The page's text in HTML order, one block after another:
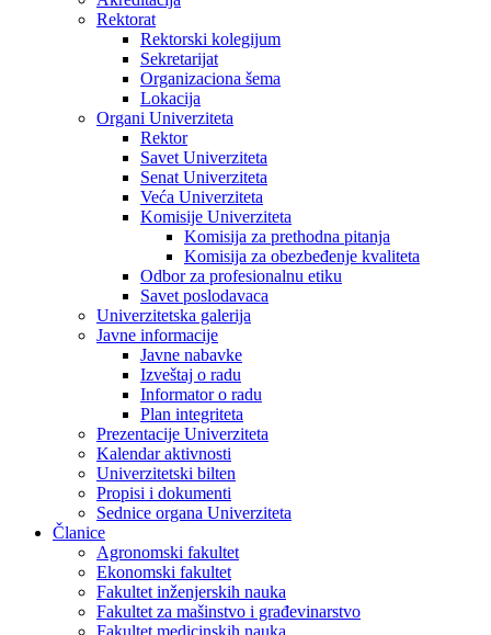
Rektorat
Rektorski kolegijum
Sekretarijat
Organizaciona šema
Lokacija
Organi Univerziteta
Rektor
Savet Univerziteta
Senat Univerziteta
Veća Univerziteta
Komisije Univerziteta
Komisija za prethodna pitanja
Komisija za obezbeđenje kvaliteta
Odbor za profesionalnu etiku
Savet poslodavaca
Univerzitetska galerija
Javne informacije
Javne nabavke
Izveštaj o radu
Informator o radu
Plan integriteta
Prezentacije Univerziteta
Kalendar aktivnosti
Univerzitetski bilten
Propisi i dokumenti
Sednice organa Univerziteta
Članice
Agronomski fakultet
Ekonomski fakultet
Fakultet inženjerskih nauka
Fakultet za mašinstvo i građevinarstvo
Fakultet medicinskih nauka